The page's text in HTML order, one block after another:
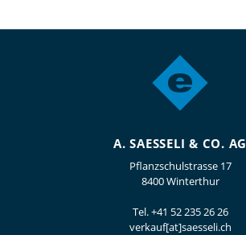
A. SAESSELI & CO. AG
Pflanzschulstrasse 17
8400 Winterthur
Tel.+41 52 235 26 26
verkauf[at]saesseli.ch